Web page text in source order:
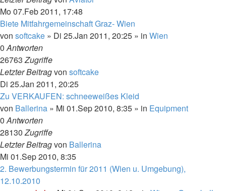
Mo 07.Feb 2011, 17:48
Biete Mitfahrgemeinschaft Graz- Wien
von softcake » Di 25.Jan 2011, 20:25 » in Wien
0Antworten
26763Zugriffe
Letzter Beitragvon softcake
Di 25.Jan 2011, 20:25
Zu VERKAUFEN: schneeweißes Kleid
von Ballerina » Mi 01.Sep 2010, 8:35 » in Equipment
0Antworten
28130Zugriffe
Letzter Beitragvon Ballerina
Mi 01.Sep 2010, 8:35
2. Bewerbungstermin für 2011 (Wien u. Umgebung),
12.10.2010